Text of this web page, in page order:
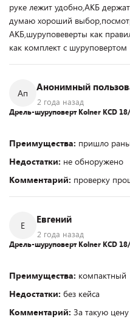
руке лежит удобно,АКБ
думаю хороший
АКБ,шуруповеверты как
как комплект с шуруповертом
Ап
Анонимный
2 года назад
Дрель-шуруповерт Kolner KCD
Преимущества: пришло
Недостатки: не обноружено
Комментарий: проверку
Е
Евгений
2 года назад
Дрель-шуруповерт Kolner KCD
Преимущества: компактный
Недостатки: без кейса
Комментарий: За такую